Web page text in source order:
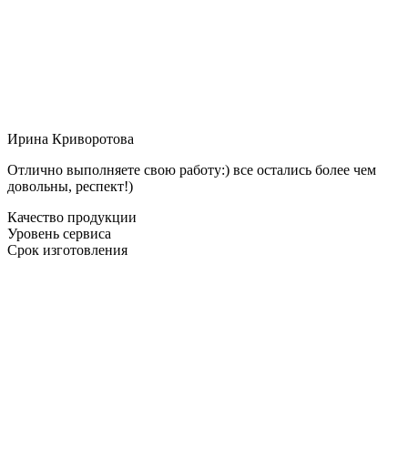
Ирина Криворотова
Отлично выполняете свою работу:) все остались более чем
довольны, респект!)
Качество продукции
Уровень сервиса
Срок изготовления